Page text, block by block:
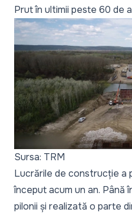
Prut în ultimii peste 60 de
Sursa: TRM
Lucrările de construcție a
început acum un an. Până
pilonii și realizată o parte